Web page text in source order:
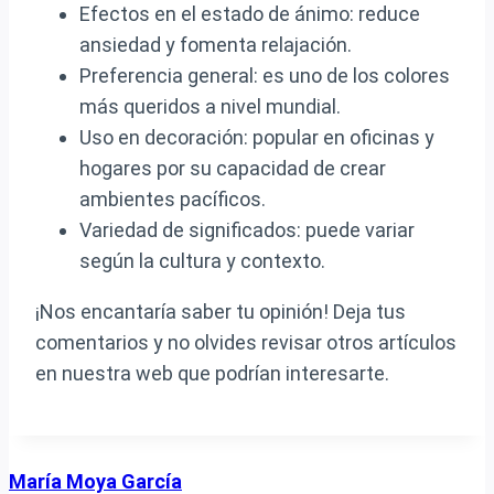
Efectos en el estado de ánimo: reduce
ansiedad y fomenta relajación.
Preferencia general: es uno de los colores
más queridos a nivel mundial.
Uso en decoración: popular en oficinas y
hogares por su capacidad de crear
ambientes pacíficos.
Variedad de significados: puede variar
según la cultura y contexto.
¡Nos encantaría saber tu opinión! Deja tus
comentarios y no olvides revisar otros artículos
en nuestra web que podrían interesarte.
María Moya García